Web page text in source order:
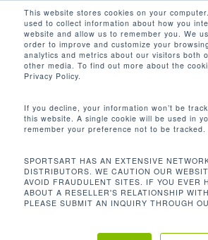
This website stores cookies on your
used to collect information about how you
website and allow us to remember you. We
order to improve and customize your
analytics and metrics about our visitors both
other media. To find out more about the
Privacy Policy.
If you decline, your information won’t be
this website. A single cookie will be used in
remember your preference not to be tracked.
SPORTSART HAS AN EXTENSIVE
DISTRIBUTORS. WE CAUTION OUR
AVOID FRAUDULENT SITES. IF YOU EVER
ABOUT A RESELLER'S RELATIONSHIP
PLEASE SUBMIT AN INQUIRY THROUGH
main
content
首页 重量训练
我们的奥林匹克上斜式胸部推举架，